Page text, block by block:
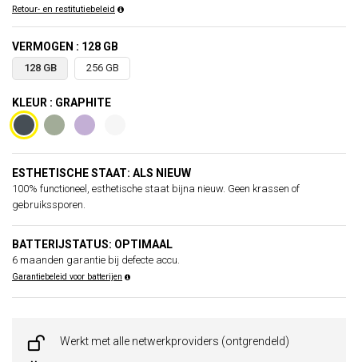
Retour- en restitutiebeleid
VERMOGEN : 128 GB
128 GB 256 GB
KLEUR : GRAPHITE
ESTHETISCHE STAAT: ALS NIEUW
100% functioneel, esthetische staat bijna nieuw. Geen krassen of
gebruikssporen.
BATTERIJSTATUS: OPTIMAAL
6 maanden garantie bij defecte accu.
Garantiebeleid voor batterijen
Werkt met alle netwerkproviders (ontgrendeld)